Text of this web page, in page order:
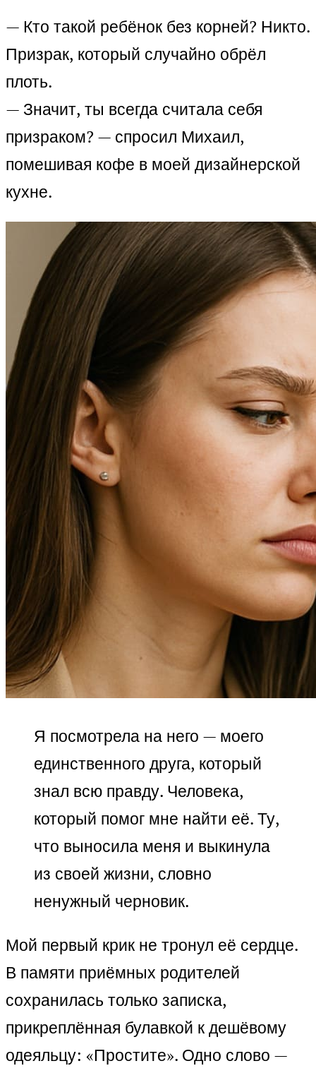
— Кто такой ребёнок без корней? Никто.
Призрак, который случайно обрёл
плоть.
— Значит, ты всегда считала себя
призраком? — спросил Михаил,
помешивая кофе в моей дизайнерской
кухне.
Я посмотрела на него — моего
единственного друга, который
знал всю правду. Человека,
который помог мне найти её. Ту,
что выносила меня и выкинула
из своей жизни, словно
ненужный черновик.
Мой первый крик не тронул её сердце.
В памяти приёмных родителей
сохранилась только записка,
прикреплённая булавкой к дешёвому
одеяльцу: «Простите». Одно слово —